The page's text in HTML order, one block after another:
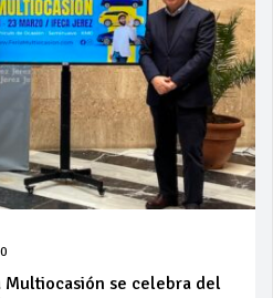
0
Multiocasión se celebra del